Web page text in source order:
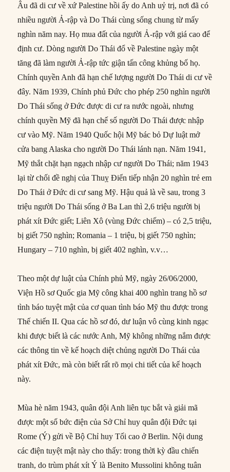
Âu đã di cư về xứ Palestine hồi ấy do Anh uỷ trị, nơi đã có
nhiều người Ả-rập và Do Thái cùng sống chung từ mấy
nghìn năm nay. Họ mua đất của người Ả-rập với giá cao để
định cư. Dòng người Do Thái đổ về Palestine ngày một
tăng đã làm người Ả-rập tức giận tấn công khủng bố họ.
Chính quyền Anh đã hạn chế lượng người Do Thái di cư về
đây. Năm 1939, Chính phủ Đức cho phép 250 nghìn người
Do Thái sống ở Đức được di cư ra nước ngoài, nhưng
chính quyền Mỹ đã hạn chế số người Do Thái được nhập
cư vào Mỹ. Năm 1940 Quốc hội Mỹ bác bỏ Dự luật mở
cửa bang Alaska cho người Do Thái lánh nạn. Năm 1941,
Mỹ thắt chặt hạn ngạch nhập cư người Do Thái; năm 1943
lại từ chối đề nghị của Thuỵ Điển tiếp nhận 20 nghìn trẻ em
Do Thái ở Đức di cư sang Mỹ. Hậu quả là về sau, trong 3
triệu người Do Thái sống ở Ba Lan thì 2,6 triệu người bị
phát xít Đức giết; Liên Xô (vùng Đức chiếm) – có 2,5 triệu,
bị giết 750 nghìn; Romania – 1 triệu, bị giết 750 nghìn;
Hungary – 710 nghìn, bị giết 402 nghìn, v.v…
Theo một dự luật của Chính phủ Mỹ, ngày 26/06/2000,
Viện Hồ sơ Quốc gia Mỹ công khai 400 nghìn trang hồ sơ
tình báo tuyệt mật của cơ quan tình báo Mỹ thu được trong
Thế chiến II. Qua các hồ sơ đó, dư luận vô cùng kinh ngạc
khi được biết là các nước Anh, Mỹ không những nắm được
các thông tin về kế hoạch diệt chủng người Do Thái của
phát xít Đức, mà còn biết rất rõ mọi chi tiết của kế hoạch
này.
Mùa hè năm 1943, quân đội Anh liên tục bắt và giải mã
được một số bức điện của Sở Chỉ huy quân đội Đức tại
Rome (Ý) gửi về Bộ Chỉ huy Tối cao ở Berlin. Nội dung
các điện tuyệt mật này cho thấy: trong thời kỳ đầu chiến
tranh, do trùm phát xít Ý là Benito Mussolini không tuân